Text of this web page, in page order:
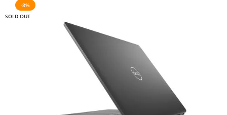
-8%
SOLD OUT